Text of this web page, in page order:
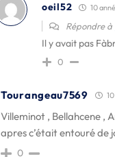
oeil52 10
Répondre à
Il y avait pas
0
Tourangeau7569
Villeminot , Bellahcene ,
apres c’était entouré de
0